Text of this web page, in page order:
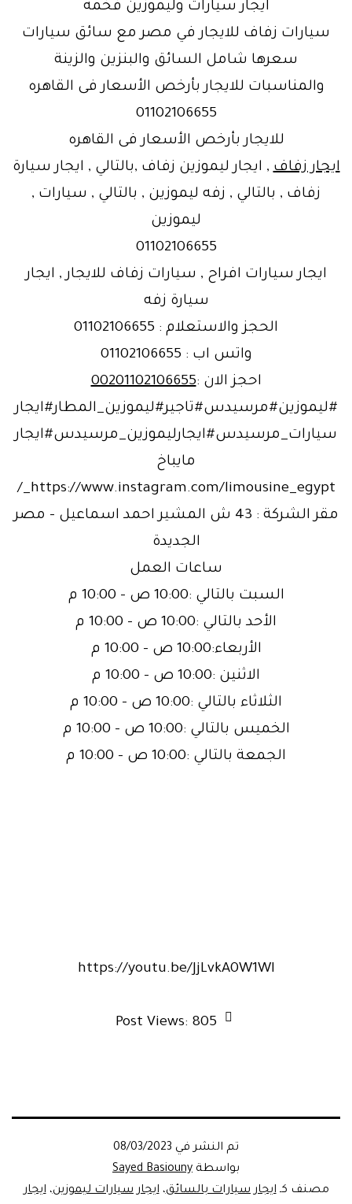
ايجار سيارات وليموزين فخمه
سيارات زفاف للايجار في مصر مع سائق سيارات
سعرها شامل السائق والبنزين والزينة
والمناسبات للايجار بأرخص الأسعار فى القاهره
01102106655
للايجار بأرخص الأسعار فى القاهره
ايجار زفاف, ايجار ليموزين زفاف ,بالتالي , ايجار سيارة
زفاف , بالتالي , زفه ليموزين , بالتالي , سيارات ,
ليموزين
01102106655
ايجار سيارات افراح , سيارات زفاف للايجار , ايجار
سيارة زفه
الحجز والاستعلام : 01102106655
واتس اب : 01102106655
احجز الان :00201102106655
#ليموزين#مرسيدس#تاجير#ليموزين_المطار#ايجار
سيارات_مرسيدس#ايجارليموزين_مرسيدس#ايجار
مايباخ
https://www.instagram.com/limousine_egypt_/
مقر الشركة : 43 ش المشير احمد اسماعيل – مصر
الجديدة
ساعات العمل
السبت بالتالي :10:00 ص – 10:00 م
الأحد بالتالي :10:00 ص – 10:00 م
الأربعاء:10:00 ص – 10:00 م
الاثنين :10:00 ص – 10:00 م
الثلاثاء بالتالي :10:00 ص – 10:00 م
الخميس بالتالي :10:00 ص – 10:00 م
الجمعة بالتالي :10:00 ص – 10:00 م
https://youtu.be/JjLvkA0W1WI
Post Views: 805
تم النشر في 08/03/2023
بواسطة Sayed Basiouny
مصنف كـايجار سيارات بالسائق،ايجار سيارات ليموزين،ايجار